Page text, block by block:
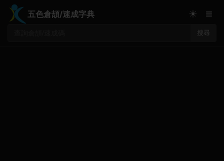
五色倉頡/速成字典
搜尋
☀ ≡